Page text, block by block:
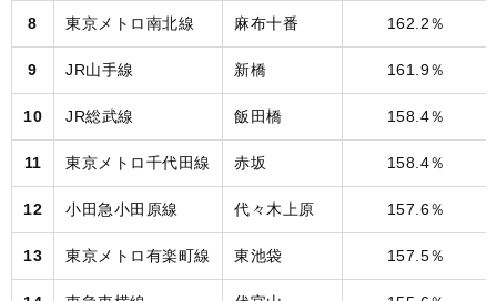
8 東京メトロ南北線 麻布十番 162.2％
9 JR山手線 新橋 161.9％
10 JR総武線 飯田橋 158.4％
11 東京メトロ千代田線 赤坂 158.4％
12 小田急小田原線 代々木上原 157.6％
13 東京メトロ有楽町線 東池袋 157.5％